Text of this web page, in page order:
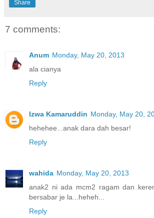
Share
7 comments:
Anum Monday, May 20, 2013
ala cianya
Reply
Izwa Kamaruddin Monday, May 20,
hehehee...anak dara dah besar!
Reply
wahida Monday, May 20, 2013
anak2 ni ada mcm2 ragam dan
bersabar je la...heheh...
Reply